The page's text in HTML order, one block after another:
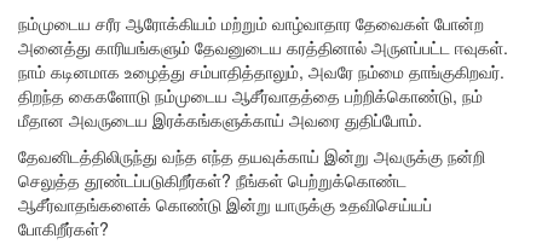
நம்முடைய சரீர ஆரோக்கியம் மற்றும் வாழ்வாதார தேவைகள் போன்ற
அனைத்து காரியங்களும் தேவனுடைய கரத்தினால் அருளப்பட்ட ஈவுகள்.
நாம் கடினமாக உழைத்து சம்பாதித்தாலும், அவரே நம்மை தாங்குகிறவர்.
திறந்த கைகளோடு நம்முடைய ஆசீர்வாதத்தை பற்றிக்கொண்டு, நம்
மீதான அவருடைய இரக்கங்களுக்காய் அவரை துதிப்போம்.
தேவனிடத்திலிருந்து வந்த எந்த தயவுக்காய் இன்று அவருக்கு நன்றி
செலுத்த தூண்டப்படுகிறீர்கள்? நீங்கள் பெற்றுக்கொண்ட
ஆசீர்வாதங்களைக் கொண்டு இன்று யாருக்கு உதவிசெய்யப்
போகிறீர்கள்?